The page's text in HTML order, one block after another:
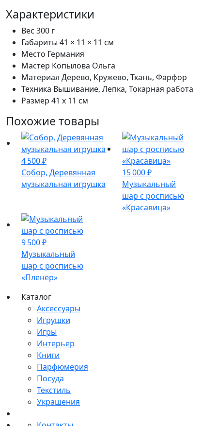
Характеристики
Вес 300 г
Габариты 41 × 11 × 11 см
Место Германия
Мастер Копылова Ольга
Материал Дерево, Кружево, Ткань, Фарфор
Техника Вышивание, Лепка, Токарная работа
Размер 41 х 11 см
Похожие товары
4 500₽
Собор, Деревянная
музыкальная игрушка
15 000₽
Музыкальный
шар с росписью
«Красавица»
9 500₽
Музыкальный
шар с росписью
«Пленер»
Каталог
Аксессуары
Игрушки
Игры
Интерьер
Книги
Парфюмерия
Посуда
Текстиль
Украшения